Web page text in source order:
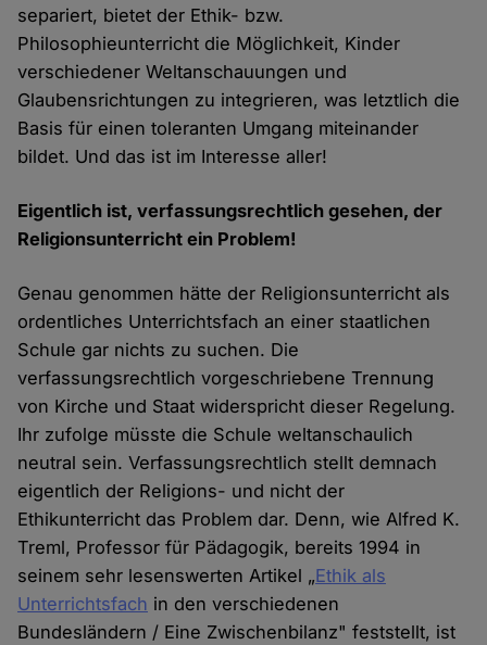
separiert, bietet der Ethik- bzw.
Philosophieunterricht die Möglichkeit, Kinder
verschiedener Weltanschauungen und
Glaubensrichtungen zu integrieren, was letztlich die
Basis für einen toleranten Umgang miteinander
bildet. Und das ist im Interesse aller!
Eigentlich ist, verfassungsrechtlich gesehen, der
Religionsunterricht ein Problem!
Genau genommen hätte der Religionsunterricht als
ordentliches Unterrichtsfach an einer staatlichen
Schule gar nichts zu suchen. Die
verfassungsrechtlich vorgeschriebene Trennung
von Kirche und Staat widerspricht dieser Regelung.
Ihr zufolge müsste die Schule weltanschaulich
neutral sein. Verfassungsrechtlich stellt demnach
eigentlich der Religions- und nicht der
Ethikunterricht das Problem dar. Denn, wie Alfred K.
Treml, Professor für Pädagogik, bereits 1994 in
seinem sehr lesenswerten Artikel „Ethik als
Unterrichtsfach in den verschiedenen
Bundesländern / Eine Zwischenbilanz" feststellt, ist